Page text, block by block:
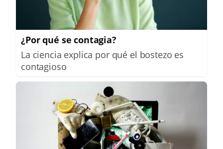
¿Por qué se contagia?
La ciencia explica por qué el bostezo es
contagioso